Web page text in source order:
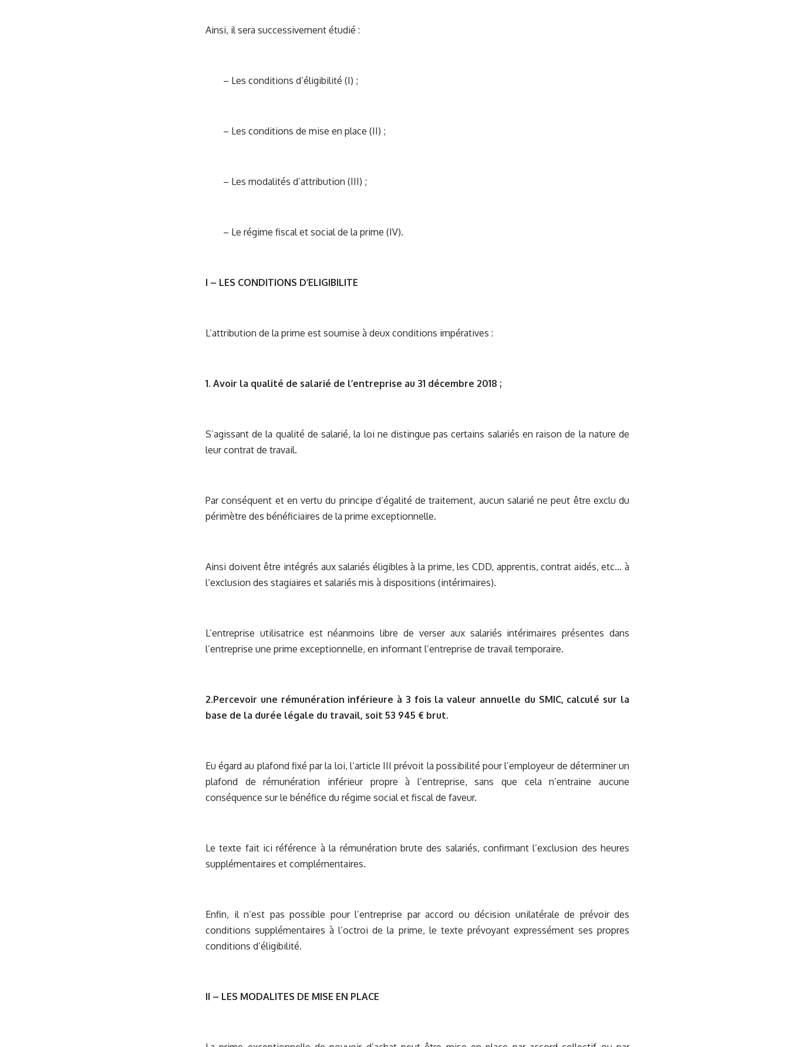
Ainsi, il sera successivement étudié :
– Les conditions d’éligibilité (I) ;
– Les conditions de mise en place (II) ;
– Les modalités d’attribution (III) ;
– Le régime fiscal et social de la prime (IV).
I – LES CONDITIONS D’ELIGIBILITE
L’attribution de la prime est soumise à deux conditions impératives :
1. Avoir la qualité de salarié de l’entreprise au 31 décembre 2018 ;
S’agissant de la qualité de salarié, la loi ne distingue pas certains salariés en raison de la nature de
leur contrat de travail.
Par conséquent et en vertu du principe d’égalité de traitement, aucun salarié ne peut être exclu du
périmètre des bénéficiaires de la prime exceptionnelle.
Ainsi doivent être intégrés aux salariés éligibles à la prime, les CDD, apprentis, contrat aidés, etc… à
l’exclusion des stagiaires et salariés mis à dispositions (intérimaires).
L’entreprise utilisatrice est néanmoins libre de verser aux salariés intérimaires présentes dans
l’entreprise une prime exceptionnelle, en informant l’entreprise de travail temporaire.
2.Percevoir une rémunération inférieure à 3 fois la valeur annuelle du SMIC, calculé sur la
base de la durée légale du travail, soit 53 945 € brut.
Eu égard au plafond fixé par la loi, l’article III prévoit la possibilité pour l’employeur de déterminer un
plafond de rémunération inférieur propre à l’entreprise, sans que cela n’entraine aucune
conséquence sur le bénéfice du régime social et fiscal de faveur.
Le texte fait ici référence à la rémunération brute des salariés, confirmant l’exclusion des heures
supplémentaires et complémentaires.
Enfin, il n’est pas possible pour l’entreprise par accord ou décision unilatérale de prévoir des
conditions supplémentaires à l’octroi de la prime, le texte prévoyant expressément ses propres
conditions d’éligibilité.
II – LES MODALITES DE MISE EN PLACE